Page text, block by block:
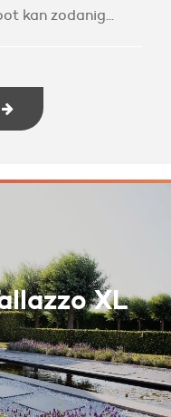
kan zodanig...
XL